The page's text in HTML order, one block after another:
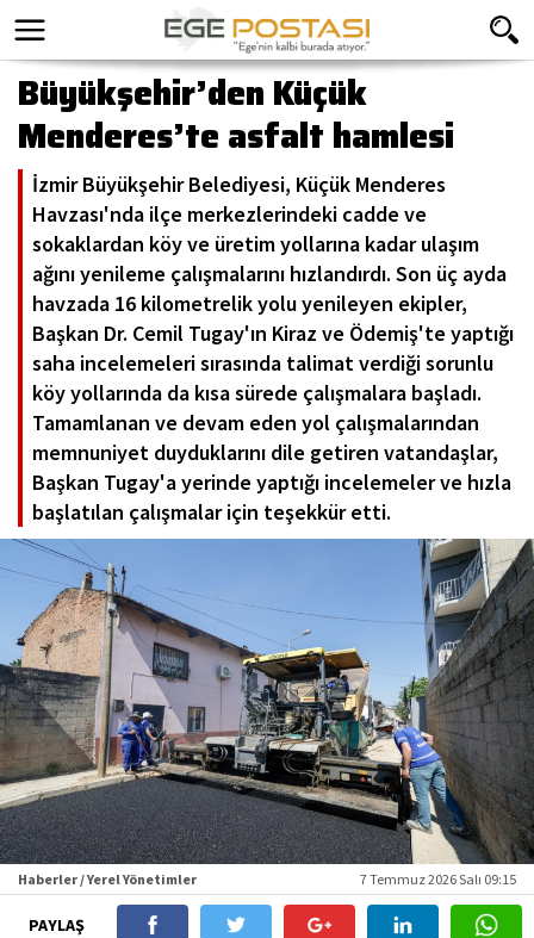
Büyükşehir’den Küçük
Menderes’te asfalt hamlesi
İzmir Büyükşehir Belediyesi, Küçük Menderes
Havzası'nda ilçe merkezlerindeki cadde ve
sokaklardan köy ve üretim yollarına kadar ulaşım
ağını yenileme çalışmalarını hızlandırdı. Son üç ayda
havzada 16 kilometrelik yolu yenileyen ekipler,
Başkan Dr. Cemil Tugay'ın Kiraz ve Ödemiş'te yaptığı
saha incelemeleri sırasında talimat verdiği sorunlu
köy yollarında da kısa sürede çalışmalara başladı.
Tamamlanan ve devam eden yol çalışmalarından
memnuniyet duyduklarını dile getiren vatandaşlar,
Başkan Tugay'a yerinde yaptığı incelemeler ve hızla
başlatılan çalışmalar için teşekkür etti.
Haberler / Yerel Yönetimler 7 Temmuz 2026 Salı 09:15
PAYLAŞ